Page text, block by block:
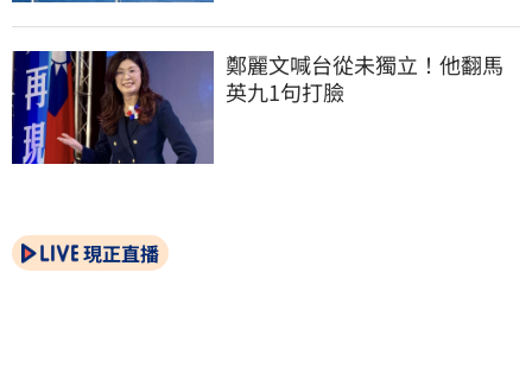
鄭麗文喊台從未獨立！他翻馬
英九1句打臉
現正直播